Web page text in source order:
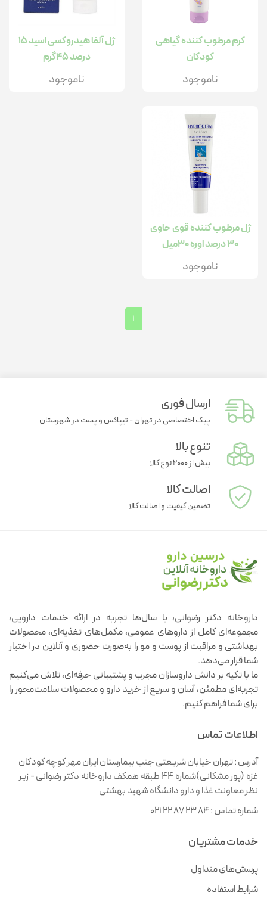
کرم مرطوب کننده گیاهی
کودکان
ناموجود
ژل آلفا هیدروکسی اسید 15
درصد 45گرم
ناموجود
ژل مرطوب کننده قوی حاوی
30 درصد اوره 30میل
ناموجود
1
ارسال فوری
پیک اختصاصی در تهران - تیپاکس و پست در شهرستان
تنوع بالا
بیش از ۲۰۰۰ نوع کالا
اصالت کالا
تضمین کیفیت و اصالت کالا
داروخانه دکتر رضوانی، با سال‌ها تجربه در ارائه خدمات دارویی،
مجموعه‌ای کامل از داروهای عمومی، مکمل‌های تغذیه‌ای، محصولات
بهداشتی و مراقبت از پوست و مو را به‌صورت حضوری و آنلاین در اختیار
شما قرار می‌دهد.
ما با تکیه بر دانش داروسازان مجرب و پشتیبانی حرفه‌ای، تلاش می‌کنیم
تجربه‌ای مطمئن، آسان و سریع از خرید دارو و محصولات سلامت‌محور را
برای شما فراهم کنیم.
اطلاعات تماس
آدرس :تهران خیابان شریعتی جنب بیمارستان ایران مهر کوچه کودکان
غزه (پور مشکانی)شماره ۴۴ طبقه همکف داروخانه دکتر رضوانی - زیر
نظر معاونت غذا و دارو دانشگاه شهید بهشتی
شماره تماس :021 22 87 23 84
خدمات مشتریان
پرسش‌های متداول
شرایط استفاده